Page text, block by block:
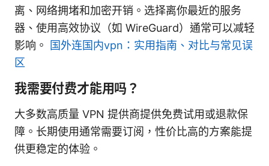
离、网络拥堵和加密开销。选择离你最近的服务
器、使用高效协议（如 WireGuard）通常可以减轻
影响。
国外连国内vpn：实用指南、对比与常见误
区
我需要付费才能用吗？
大多数高质量 VPN 提供商提供免费试用或退款保
障。长期使用通常需要订阅，性价比高的方案能提
供更稳定的体验。